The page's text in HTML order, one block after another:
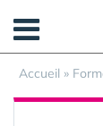
Accueil »
Panneau de